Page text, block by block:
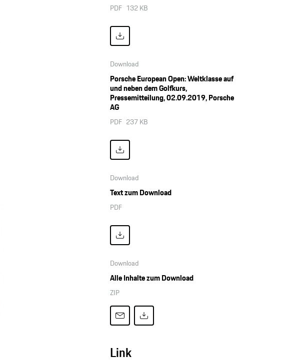
911 Carrera S: Kraftstoffverbrauch kombiniert: 10,0 - 9,6 l/100 km; CO₂-Emission
PDF 132 KB
Download
Porsche European Open: Weltklasse auf
und neben dem Golfkurs,
Pressemitteilung, 02.09.2019, Porsche
AG
PDF 237 KB
Download
Text zum Download
PDF
Download
Alle Inhalte zum Download
ZIP
Link